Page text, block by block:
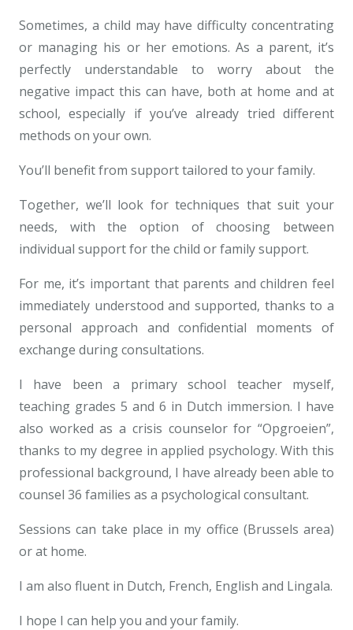
Sometimes, a child may have difficulty concentrating
or managing his or her emotions. As a parent, it’s
perfectly understandable to worry about the
negative impact this can have, both at home and at
school, especially if you’ve already tried different
methods on your own.
You’ll benefit from support tailored to your family.
Together, we’ll look for techniques that suit your
needs, with the option of choosing between
individual support for the child or family support.
For me, it’s important that parents and children feel
immediately understood and supported, thanks to a
personal approach and confidential moments of
exchange during consultations.
I have been a primary school teacher myself,
teaching grades 5 and 6 in Dutch immersion. I have
also worked as a crisis counselor for “Opgroeien”,
thanks to my degree in applied psychology. With this
professional background, I have already been able to
counsel 36 families as a psychological consultant.
Sessions can take place in my office (Brussels area)
or at home.
I am also fluent in Dutch, French, English and Lingala.
I hope I can help you and your family.